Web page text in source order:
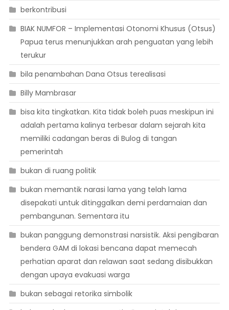
berkontribusi
BIAK NUMFOR – Implementasi Otonomi Khusus (Otsus)
Papua terus menunjukkan arah penguatan yang lebih
terukur
bila penambahan Dana Otsus terealisasi
Billy Mambrasar
bisa kita tingkatkan. Kita tidak boleh puas meskipun ini
adalah pertama kalinya terbesar dalam sejarah kita
memiliki cadangan beras di Bulog di tangan
pemerintah
bukan di ruang politik
bukan memantik narasi lama yang telah lama
disepakati untuk ditinggalkan demi perdamaian dan
pembangunan. Sementara itu
bukan panggung demonstrasi narsistik. Aksi pengibaran
bendera GAM di lokasi bencana dapat memecah
perhatian aparat dan relawan saat sedang disibukkan
dengan upaya evakuasi warga
bukan sebagai retorika simbolik